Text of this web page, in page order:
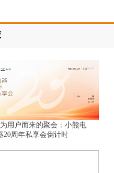
用户而来的聚会：小熊电
20周年私享会倒计时